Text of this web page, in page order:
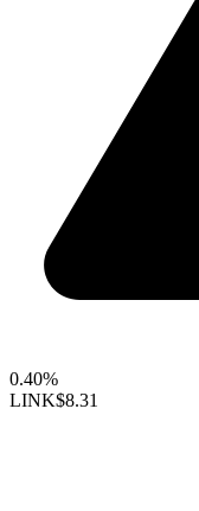
0.40%
LINK$8.31